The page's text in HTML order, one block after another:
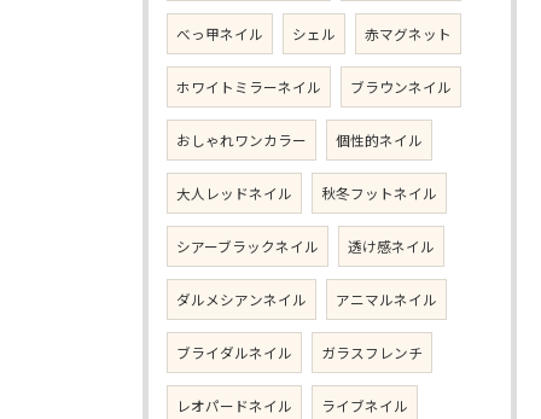
べっ甲ネイル シェル 赤マグネット
ホワイトミラーネイル ブラウンネイル
おしゃれワンカラー 個性的ネイル
大人レッドネイル 秋冬フットネイル
シアーブラックネイル 透け感ネイル
ダルメシアンネイル アニマルネイル
ブライダルネイル ガラスフレンチ
レオパードネイル ライブネイル